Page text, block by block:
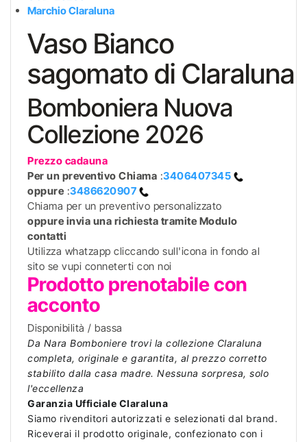
Marchio Claraluna
Vaso Bianco
sagomato di Claraluna
Bomboniera Nuova
Collezione 2026
Prezzo cadauna
Per un preventivo Chiama :3406407345
oppure :3486620907
Chiama per un preventivo personalizzato
oppure invia una richiesta tramite Modulo
contatti
Utilizza whatzapp cliccando sull'icona in fondo al
sito se vupi conneterti con noi
Prodotto prenotabile con
acconto
Disponibilità / bassa
Da Nara Bomboniere trovi la collezione Claraluna
completa, originale e garantita, al prezzo corretto
stabilito dalla casa madre. Nessuna sorpresa, solo
l'eccellenza
Garanzia Ufficiale Claraluna
Siamo rivenditori autorizzati e selezionati dal brand.
Riceverai il prodotto originale, confezionato con i